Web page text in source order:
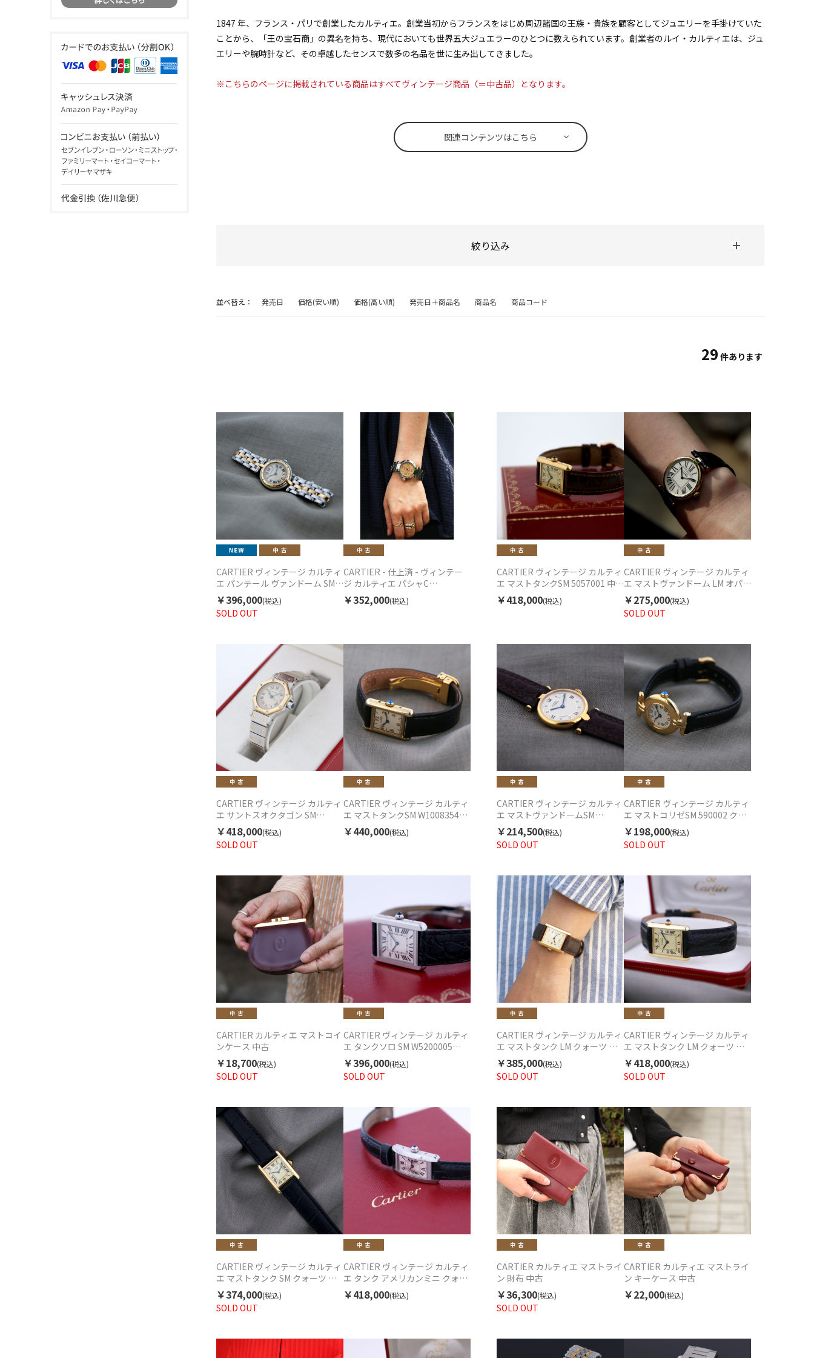
1847 年、フランス・パリで創業したカルティエ。創業当初からフランスをはじめ周辺諸国の王族・貴族を顧客としてジュエリーを手掛けていた
ことから、「王の宝石商」の異名を持ち、現代においても世界五大ジュエラーのひとつに数えられています。創業者のルイ・カルティエは、ジュ
エリーや腕時計など、その卓越したセンスで数多の名品を世に生み出してきました。
※こちらのページに掲載されている商品はすべてヴィンテージ商品（＝中古品）となります。
関連コンテンツはこちら
絞り込み
並べ替え： 発売日 価格(安い順) 価格(高い順) 発売日＋商品名 商品名 商品コード
29 件あります
CARTIER ヴィンテージ カルティ
エ パンテール ヴァンドーム SM 1
ロウ 84084241 クォーツ 中古
1990年代
SOLD OUT
￥396,000(税込)
CARTIER - 仕上済 - ヴィンテー
ジ カルティエ パシャC
W31024M7 自動巻 中古 2000年代
￥352,000(税込)
CARTIER ヴィンテージ カルティ
エ マストタンクSM 5057001 中古
レディース クォーツ 1990年代
￥418,000(税込)
CARTIER ヴィンテージ カルティ
エ マストヴァンドーム LM オパラ
ン Ref.590003 クォーツ 中古
1990年代
SOLD OUT
￥275,000(税込)
CARTIER ヴィンテージ カルティ
エ サントスオクタゴン SM
18KYG/SS 187903 クォーツ 中古
1990年代
SOLD OUT
￥418,000(税込)
CARTIER ヴィンテージ カルティ
エ マストタンクSM W1008354
5057001 中古 レディース クォー
ツ 1990年代
￥440,000(税込)
CARTIER ヴィンテージ カルティ
エ マストヴァンドームSM
Ref.590004 ヴェルメイユ クォー
ツ 中古 1990年代
SOLD OUT
￥214,500(税込)
CARTIER ヴィンテージ カルティ
エ マストコリゼSM 590002 クォ
ーツ 中古 1990年代
SOLD OUT
￥198,000(税込)
CARTIER カルティエ マストコイ
ンケース 中古
SOLD OUT
￥18,700(税込)
CARTIER ヴィンテージ カルティ
エ タンクソロ SM W5200005
3170 クォーツ 中古 2000年代
SOLD OUT
￥396,000(税込)
CARTIER ヴィンテージ カルティ
エ マストタンク LM クォーツ 中
古 1990年代
SOLD OUT
￥385,000(税込)
CARTIER ヴィンテージ カルティ
エ マストタンク LM クォーツ 中
古 1990年代
SOLD OUT
￥418,000(税込)
CARTIER ヴィンテージ カルティ
エ マストタンク SM クォーツ 中
古 1990年代
SOLD OUT
￥374,000(税込)
CARTIER ヴィンテージ カルティ
エ タンク アメリカンミニ クォー
ツ 中古 2000年代
￥418,000(税込)
CARTIER カルティエ マストライ
ン 財布 中古
SOLD OUT
￥36,300(税込)
CARTIER カルティエ マストライ
ン キーケース 中古
￥22,000(税込)